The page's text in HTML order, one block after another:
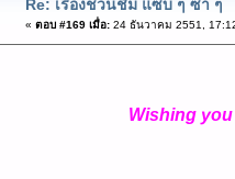
Re: เรื่องชวนชิม แซ่บ ๆ ซ่า ๆ
« ตอบ #169 เมื่อ:24 ธันวาคม 2551,
Wishing you